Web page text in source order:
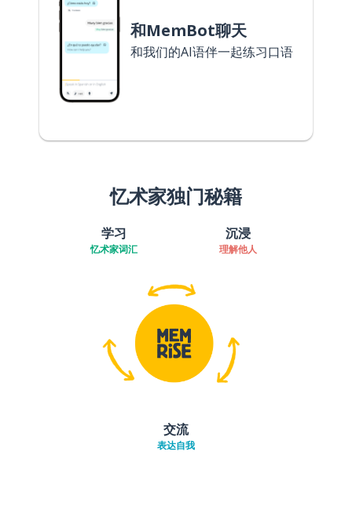
和MemBot聊天
和我们的AI语伴一起练习口语
忆术家独门秘籍
学习
忆术家词汇
沉浸
理解他人
交流
表达自我